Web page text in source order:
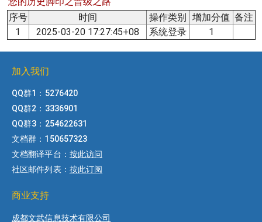
序号
时间 操作类别 增加分值 备注
1
2025-03-20 17:27:45+08 系统登录 1
加入我们
QQ群1：5276420
QQ群2：3336901
QQ群3：254622631
文档群：150657323
文档翻译平台： 按此访问
社区邮件列表： 按此订阅
商业支持
成都文武信息技术有限公司